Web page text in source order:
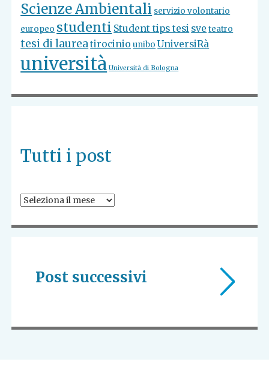
Scienze Ambientali servizio volontario
europeo studenti Student tips tesi sve teatro
tesi di laureatirocinio unibo UniversiRà
università Università di Bologna
Tutti i post
Tutti
Post successivi